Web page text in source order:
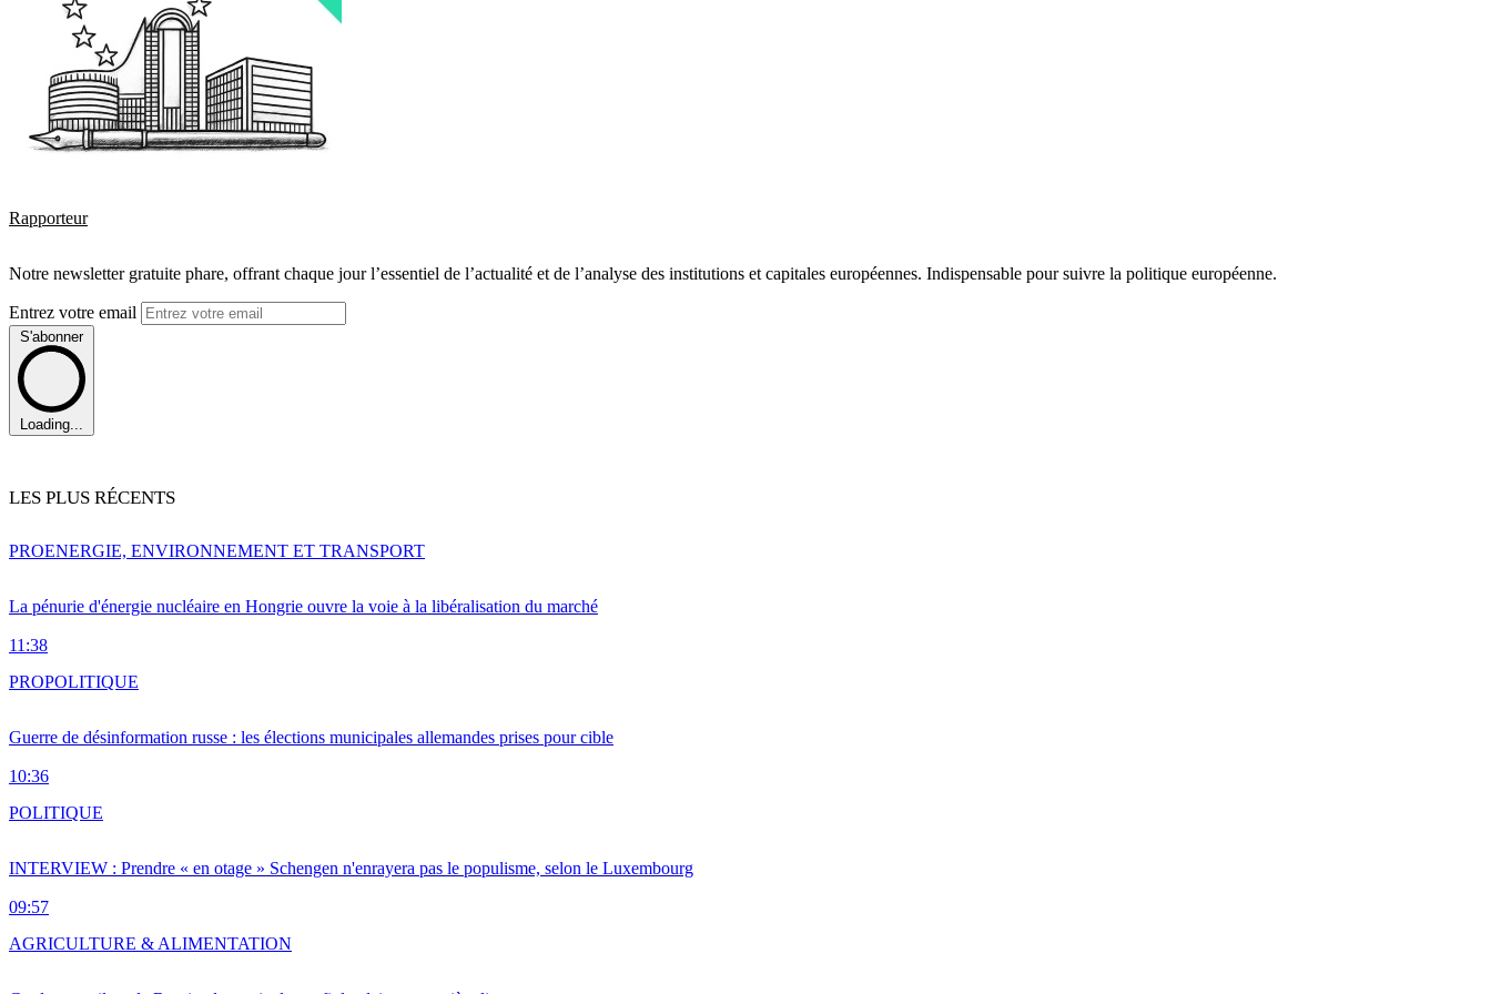
Rapporteur
Notre newsletter gratuite phare, offrant chaque jour l’essentiel de l’actualité et de l’analyse des institutions et capitales européennes. Indispensable pour suivre la politique européenne.
Entrez votre email
S'abonner
Loading...
LES PLUS RÉCENTS
La pénurie d'énergie nucléaire en Hongrie ouvre la voie à la libéralisation du marché
11:38
PROENERGIE, ENVIRONNEMENT ET TRANSPORT
Guerre de désinformation russe : les élections municipales allemandes prises pour cible
10:36
PROPOLITIQUE
INTERVIEW : Prendre « en otage » Schengen n'enrayera pas le populisme, selon le Luxembourg
09:57
POLITIQUE
AGRICULTURE & ALIMENTATION